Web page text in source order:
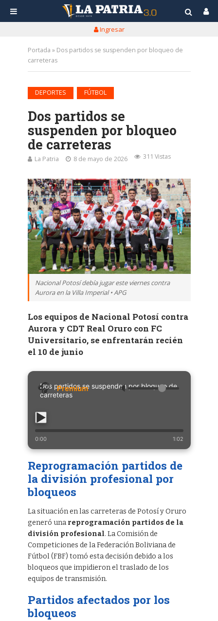
Ingresar
Portada » Dos partidos se suspenden por bloqueo de
carreteras
DEPORTES FÚTBOL
Dos partidos se
suspenden por bloqueo
de carreteras
La Patria 8 de mayo de 2026 311 Vistas
Nacional Potosí debía jugar este viernes contra
Aurora en la Villa Imperial • APG
Los equipos de Nacional Potosí contra
Aurora y CDT Real Oruro con FC
Universitario, se enfrentarán recién
el 10 de junio
Dos partidos se suspenden por bloqueo de
carreteras
🔈
0:00 1:02
Reprogramación partidos de
la división profesional por
bloqueos
La situación en las carreteras de Potosí y Oruro
generó una reprogramación partidos de la
división profesional. La Comisión de
Competiciones de la Federación Boliviana de
Fútbol (FBF) tomó esta decisión debido a los
bloqueos que impidieron el traslado de los
equipos de transmisión.
Partidos afectados por los
bloqueos